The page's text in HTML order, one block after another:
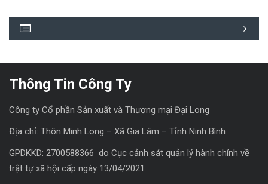
Thông Tin Công Ty
Công ty Cổ phần Sản xuất và Thương mại Đại Long
Địa chỉ: Thôn Minh Long – Xã Gia Lâm – Tỉnh Ninh Bình
GPDKKD: 2700588366 do Cục cảnh sát quản lý hành chính về
trật tự xã hội cấp ngày 13/04/2021